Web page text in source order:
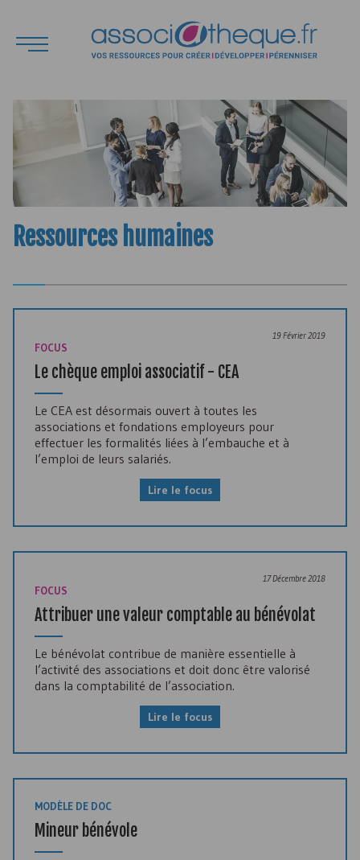
Ressources humaines
19 Février 2019
FOCUS
Le chèque emploi associatif - CEA
Le CEA est désormais ouvert à toutes les
associations et fondations employeurs pour
effectuer les formalités liées à l’embauche et à
l’emploi de leurs salariés.
Lire le focus
17 Décembre 2018
FOCUS
Attribuer une valeur comptable au bénévolat
Le bénévolat contribue de manière essentielle à
l’activité des associations et doit donc être valorisé
dans la comptabilité de l’association.
Lire le focus
MODÈLE DE DOC
Mineur bénévole